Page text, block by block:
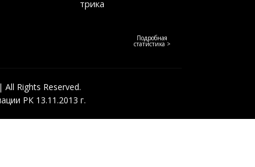
Подробная
статистика >
Rights Reserved.
РК 13.11.2013 г.